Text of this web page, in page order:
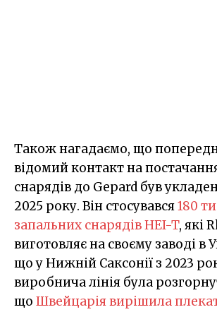
Також нагадаємо, що
відомий контакт на
снарядів до Gepard був
2025 року. Він стосувався180
запальних снарядів HEI-T, які
виготовляє на своєму заводі в
що у Нижній Саксонії з 2023
виробнича лінія була
що Швейцарія вирішила